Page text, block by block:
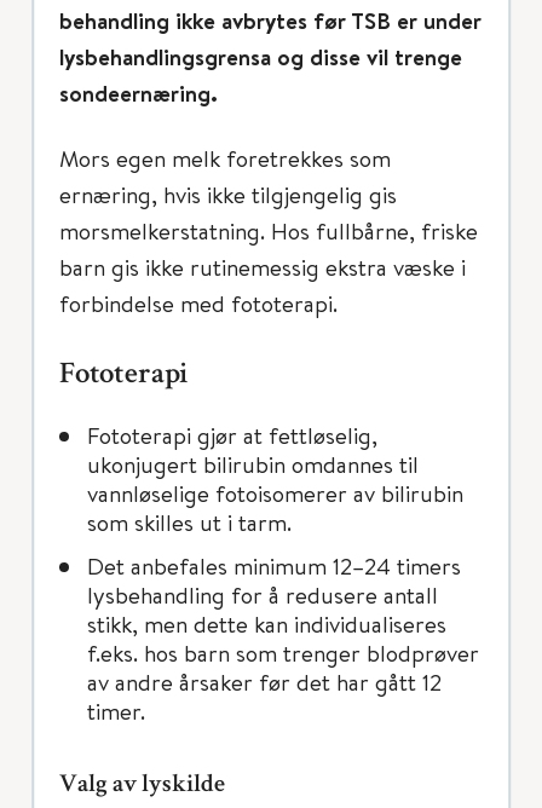
behandling ikke avbrytes før TSB er under
lysbehandlingsgrensa og disse vil trenge
sondeernæring.
Mors egen melk foretrekkes som
ernæring, hvis ikke tilgjengelig gis
morsmelkerstatning. Hos fullbårne, friske
barn gis ikke rutinemessig ekstra væske i
forbindelse med fototerapi.
Fototerapi
Fototerapi gjør at fettløselig,
ukonjugert bilirubin omdannes til
vannløselige fotoisomerer av bilirubin
som skilles ut i tarm.
Det anbefales minimum 12–24 timers
lysbehandling for å redusere antall
stikk, men dette kan individualiseres
f.eks. hos barn som trenger blodprøver
av andre årsaker før det har gått 12
timer.
Valg av lyskilde